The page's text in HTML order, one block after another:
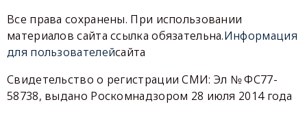
Все права сохранены. При использовании
материалов сайта ссылка обязательна.Информация
для пользователейсайта
Свидетельство о регистрации СМИ: Эл № ФС77-
58738, выдано Роскомнадзором 28 июля 2014 года